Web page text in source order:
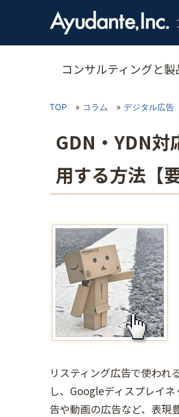
コンサルティングと製
TOP » コラム » デジタル広告
GDN・YDN対
用する方法【
リスティング広告で使われ
し、Googleディスプレイ
告や動画の広告など、表現